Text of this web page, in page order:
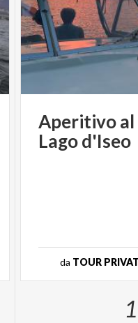
Aperitivoal
Lagod'Iseo
da TOUR
1